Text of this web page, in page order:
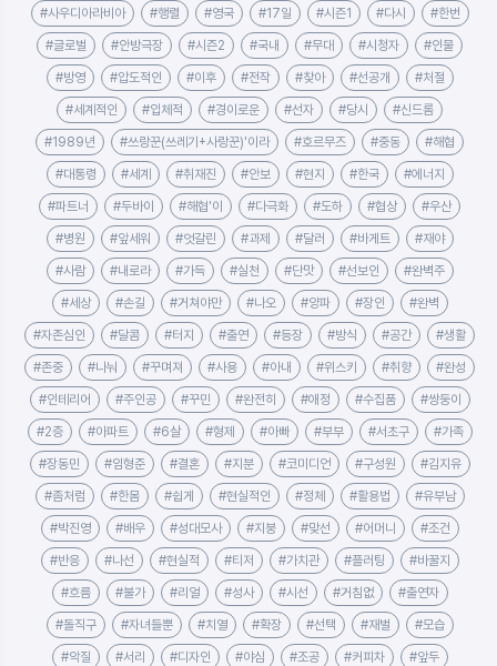
#사우디아라비아 #행렬 #영국 #17일 #시즌1 #다시 #한번
#글로벌 #안방극장 #시즌2 #국내 #무대 #시청자 #인물
#방영 #압도적인 #이후 #전작 #찾아 #선공개 #처절
#세계적인 #입체적 #경이로운 #선자 #당시 #신드롬
#1989년 #쓰랑꾼(쓰레기+사랑꾼)'이라 #호르무즈 #중동 #해협
#대통령 #세계 #취재진 #안보 #현지 #한국 #에너지
#파트너 #두바이 #해협'이 #다극화 #도하 #협상 #우산
#병원 #앞세워 #엇갈린 #과제 #달러 #바게트 #재야
#사람 #내로라 #가득 #실천 #단맛 #선보인 #완벽주
#세상 #손길 #거쳐야만 #나오 #양파 #장인 #완벽
#자존심인 #달콤 #터지 #출연 #등장 #방식 #공간 #생활
#존중 #나눠 #꾸며져 #사용 #아내 #위스키 #취향 #완성
#인테리어 #주인공 #꾸민 #완전히 #애정 #수집품 #쌍둥이
#2층 #아파트 #6살 #형제 #아빠 #부부 #서초구 #가족
#장동민 #임형준 #결혼 #지분 #코미디언 #구성원 #김지유
#좀처럼 #한몸 #쉽게 #현실적인 #정체 #활용법 #유부남
#박진영 #배우 #성대모사 #지붕 #맞선 #어머니 #조건
#반응 #나선 #현실적 #티저 #가치관 #플러팅 #바꿀지
#흐름 #불가 #리얼 #성사 #시선 #거침없 #출연자
#돌직구 #자녀들뿐 #치열 #확장 #선택 #재벌 #모습
#악질 #서리 #디자인 #야심 #조공 #커피차 #앞두